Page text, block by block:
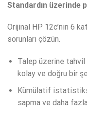
Standardın üzerinde
Orijinal HP 12c’nin 6
sorunları çözün.
Talep üzerine tahvil
kolay ve doğru bir
Kümülatif
sapma ve daha